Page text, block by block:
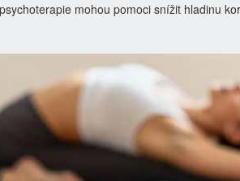
mohou pomoci snížit hladinu